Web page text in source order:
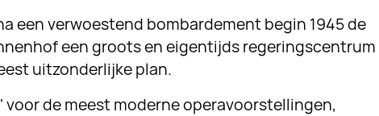
een verwoestend bombardement begin 1945 de
een groots en eigentijds regeringscentrum
uitzonderlijke plan.
de meest moderne operavoorstellingen,